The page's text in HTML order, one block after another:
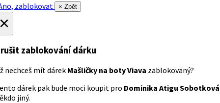
zablokovat
× Zpět
zablokování dárku
nechceš mít dárek Mašličky na boty Viava zablokovaný?
dárek pak bude moci koupit pro Dominika Atigu Sobotková
jiný.